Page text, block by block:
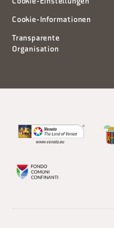
Cookie-Einstellungen
Cookie-Informationen
Transparente
Organisation